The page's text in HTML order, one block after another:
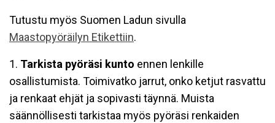
Tutustu myös Suomen Ladun sivulla
Maastopyöräilyn Etikettiin.
1. Tarkista pyöräsi kunto ennen lenkille
osallistumista. Toimivatko jarrut, onko ketjut rasvattu
ja renkaat ehjät ja sopivasti täynnä. Muista
säännöllisesti tarkistaa myös pyöräsi renkaiden